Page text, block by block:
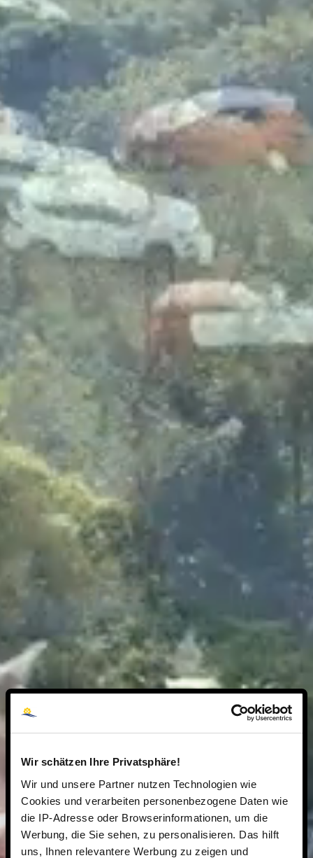
Wir schätzen Ihre Privatsphäre!
Wir und unsere Partner nutzen Technologien wie
Cookies und verarbeiten personenbezogene Daten wie
die IP-Adresse oder Browserinformationen, um die
Werbung, die Sie sehen, zu personalisieren. Das hilft
uns, Ihnen relevantere Werbung zu zeigen und